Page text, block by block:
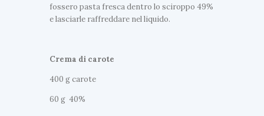
fossero pasta fresca dentro lo sciroppo 49%
e lasciarle raffreddare nel liquido.
Crema di carote
400 g carote
60 g 40%